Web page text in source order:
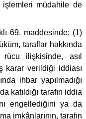
müdahile de
69. maddesinde; (1)
taraflar hakkında
ilişkisinde, asıl
karar verildiği iddiası
ihbar yapılmadığı
katıldığı tarafın iddia
engellediğini ya da
imkânlarının, tarafın